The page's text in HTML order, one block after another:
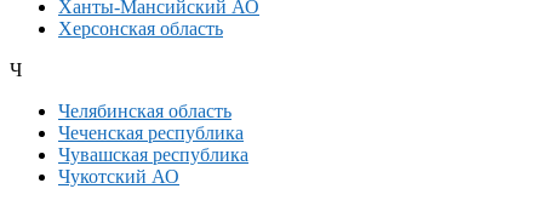
Ханты-Мансийский АО
Херсонская область
Ч
Челябинская область
Чеченская республика
Чувашская республика
Чукотский АО